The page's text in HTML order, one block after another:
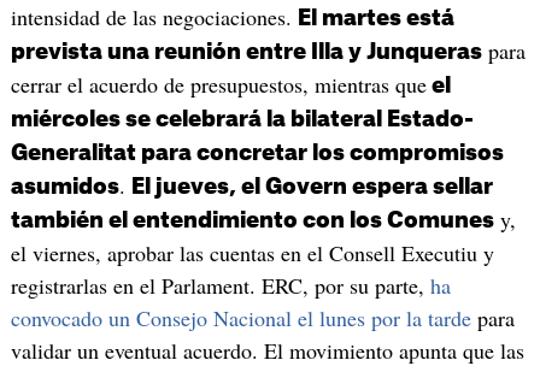
intensidad de las negociaciones.
El martes está
prevista una reunión entre Illa y Junqueraspara
cerrar el acuerdo de presupuestos, mientras queel
miércoles se celebrará la bilateral Estado-
Generalitat para concretar los compromisos
asumidos.
El jueves, el Govern espera sellar
también el entendimiento con los Comunesy,
el viernes, aprobar las cuentas en el Consell Executiu y
registrarlas en el Parlament. ERC, por su parte, ha
convocado un Consejo Nacional el lunes por la tardepara
validar un eventual acuerdo. El movimiento apunta que las